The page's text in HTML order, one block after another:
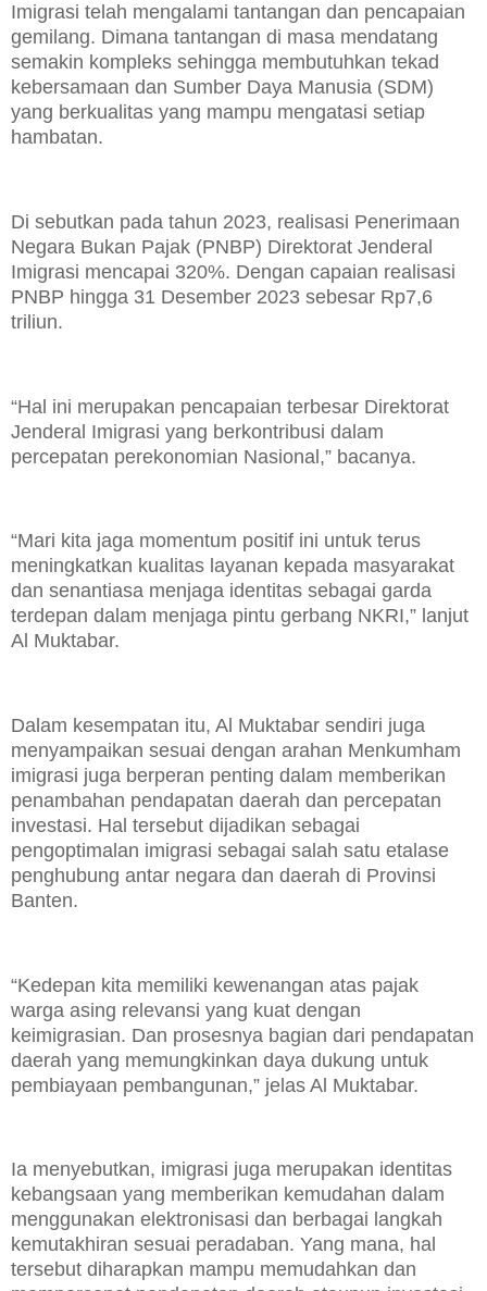
Imigrasi telah mengalami tantangan dan pencapaian
gemilang. Dimana tantangan di masa mendatang
semakin kompleks sehingga membutuhkan tekad
kebersamaan dan Sumber Daya Manusia (SDM)
yang berkualitas yang mampu mengatasi setiap
hambatan.
Di sebutkan pada tahun 2023, realisasi Penerimaan
Negara Bukan Pajak (PNBP) Direktorat Jenderal
Imigrasi mencapai 320%. Dengan capaian realisasi
PNBP hingga 31 Desember 2023 sebesar Rp7,6
triliun.
“Hal ini merupakan pencapaian terbesar Direktorat
Jenderal Imigrasi yang berkontribusi dalam
percepatan perekonomian Nasional,” bacanya.
“Mari kita jaga momentum positif ini untuk terus
meningkatkan kualitas layanan kepada masyarakat
dan senantiasa menjaga identitas sebagai garda
terdepan dalam menjaga pintu gerbang NKRI,” lanjut
Al Muktabar.
Dalam kesempatan itu, Al Muktabar sendiri juga
menyampaikan sesuai dengan arahan Menkumham
imigrasi juga berperan penting dalam memberikan
penambahan pendapatan daerah dan percepatan
investasi. Hal tersebut dijadikan sebagai
pengoptimalan imigrasi sebagai salah satu etalase
penghubung antar negara dan daerah di Provinsi
Banten.
“Kedepan kita memiliki kewenangan atas pajak
warga asing relevansi yang kuat dengan
keimigrasian. Dan prosesnya bagian dari pendapatan
daerah yang memungkinkan daya dukung untuk
pembiayaan pembangunan,” jelas Al Muktabar.
Ia menyebutkan, imigrasi juga merupakan identitas
kebangsaan yang memberikan kemudahan dalam
menggunakan elektronisasi dan berbagai langkah
kemutakhiran sesuai peradaban. Yang mana, hal
tersebut diharapkan mampu memudahkan dan